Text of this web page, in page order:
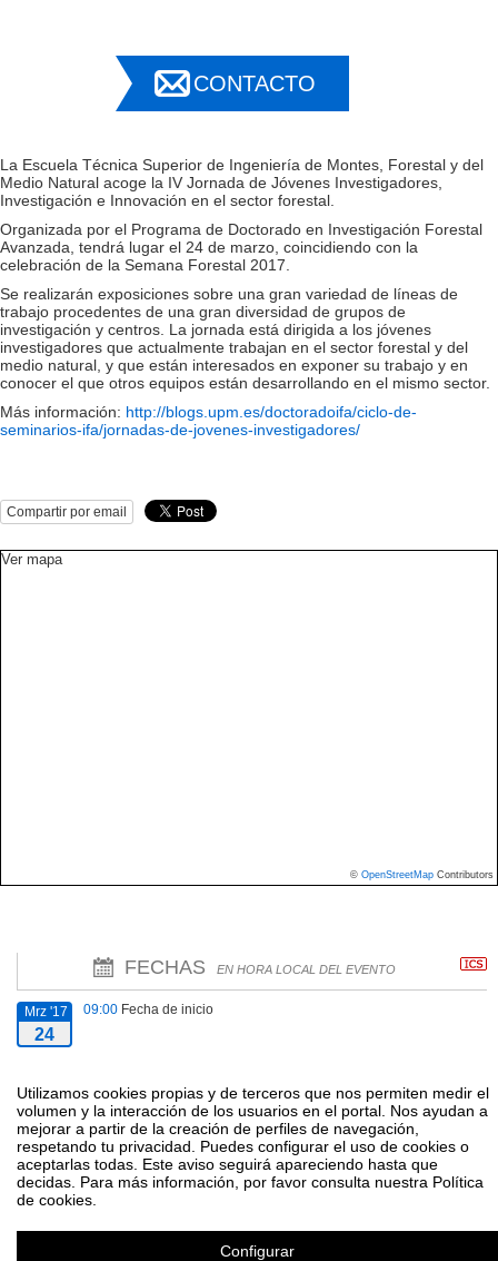
Utilizamos cookies propias y de terceros que nos permiten medir el
volumen y la interacción de los usuarios en el portal. Nos ayudan a
mejorar a partir de la creación de perfiles de navegación,
respetando tu privacidad. Puedes configurar el uso de cookies o
aceptarlas todas. Este aviso seguirá apareciendo hasta que
decidas. Para más información, por favor consulta nuestra Política
de cookies.
Configurar
CONTACTO
La Escuela Técnica Superior de Ingeniería de Montes, Forestal y del
Medio Natural acoge la IV Jornada de Jóvenes Investigadores,
Investigación e Innovación en el sector forestal.
Organizada por el Programa de Doctorado en Investigación Forestal
Avanzada, tendrá lugar el 24 de marzo, coincidiendo con la
celebración de la Semana Forestal 2017.
Se realizarán exposiciones sobre una gran variedad de líneas de
trabajo procedentes de una gran diversidad de grupos de
investigación y centros. La jornada está dirigida a los jóvenes
investigadores que actualmente trabajan en el sector forestal y del
medio natural, y que están interesados en exponer su trabajo y en
conocer el que otros equipos están desarrollando en el mismo sector.
Más información: http://blogs.upm.es/doctoradoifa/ciclo-de-
seminarios-ifa/jornadas-de-jovenes-investigadores/
Compartir por email
Ver mapa
© OpenStreetMap Contributors
FECHAS EN HORA LOCAL DEL EVENTO
Mrz '17
24
09:00 Fecha de inicio
Mrz '17
24
Fecha de fin
IV Jornada de Jóvenes Investigadores